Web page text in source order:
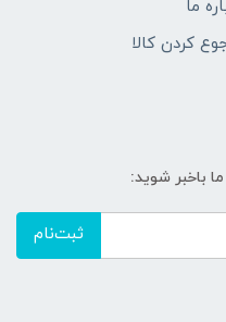
ما
کردن کالا
باخبر شوید:
ثبت‌نام